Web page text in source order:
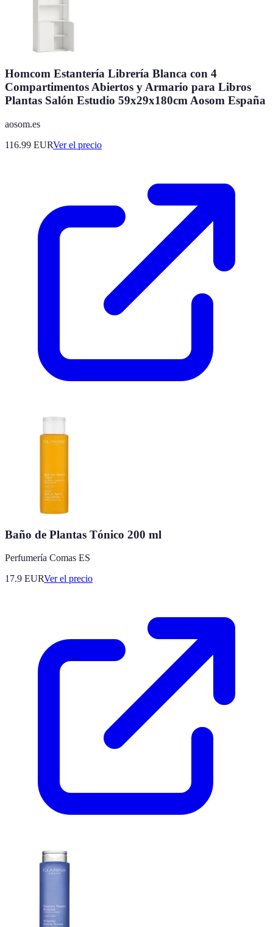
Homcom Estantería Librería Blanca con 4
Compartimentos Abiertos y Armario para Libros
Plantas Salón Estudio 59x29x180cm Aosom España
aosom.es
116.99 EURVer el precio
Baño de Plantas Tónico 200 ml
Perfumería Comas ES
17.9 EURVer el precio